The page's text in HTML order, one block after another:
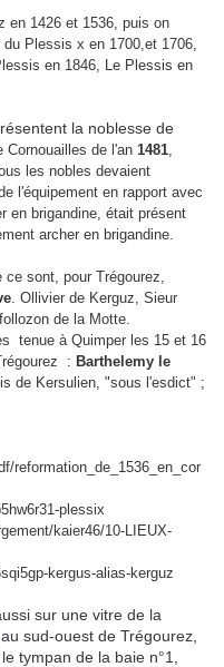
en 1426 et 1536, puis on
Plessis x en 1700,et 1706,
en 1846, Le Plessis en
la noblesse de
Cornouailles de l'an 1481
les nobles devaient
l'équipement en rapport avec
en brigandine, était présent
archer en brigandine.
ce sont, pour Trégourez,
. Ollivier de Kerguz, Sieur
de la Motte.
tenue à Quimper les 15 et 16
: Barthelemy le
de Kersulien, "sous l'esdict" ;
reformation_de_1536_en_cor
plessix
kaier46/10-LIEUX-
kergus-alias-kerguz
sur une vitre de la
sud-ouest de Trégourez,
tympan de la baie n°1,